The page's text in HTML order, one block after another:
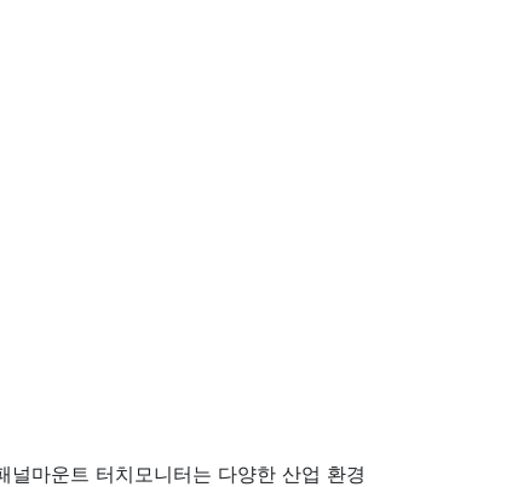
널마운트 터치모니터는 다양한 산업 환경